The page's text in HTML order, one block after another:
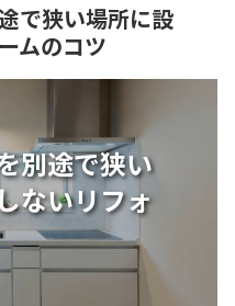
で狭い場所に設
ムのコツ
別途で狭い
ないリフォ